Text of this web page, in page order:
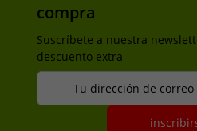
compra
Suscríbete a nuestra
descuento extra
Tu dirección de